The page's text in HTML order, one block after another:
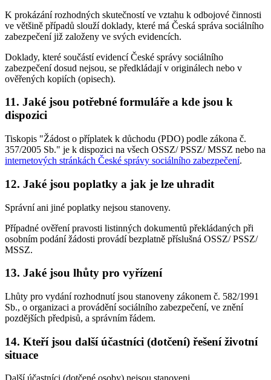
K prokázání rozhodných skutečností ve vztahu k odbojové činnosti
ve většině případů slouží doklady, které má Česká správa sociálního
zabezpečení již založeny ve svých evidencích.
Doklady, které součástí evidencí České správy sociálního
zabezpečení dosud nejsou, se předkládají v originálech nebo v
ověřených kopiích (opisech).
11. Jaké jsou potřebné formuláře a kde jsou k
dispozici
Tiskopis "Žádost o příplatek k důchodu (PDO) podle zákona č.
357/2005 Sb." je k dispozici na všech OSSZ/ PSSZ/ MSSZ nebo na
internetových stránkách České správy sociálního zabezpečení.
12. Jaké jsou poplatky a jak je lze uhradit
Správní ani jiné poplatky nejsou stanoveny.
Případné ověření pravosti listinných dokumentů překládaných při
osobním podání žádosti provádí bezplatně příslušná OSSZ/ PSSZ/
MSSZ.
13. Jaké jsou lhůty pro vyřízení
Lhůty pro vydání rozhodnutí jsou stanoveny zákonem č. 582/1991
Sb., o organizaci a provádění sociálního zabezpečení, ve znění
pozdějších předpisů, a správním řádem.
14. Kteří jsou další účastníci (dotčení) řešení životní
situace